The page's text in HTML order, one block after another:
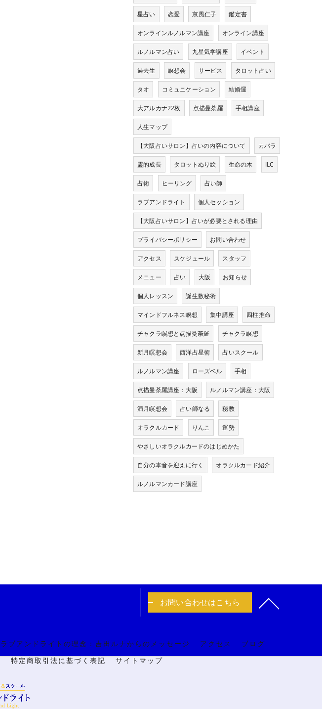
星占い 恋愛 京風仁子 鑑定書
オンラインルノルマン講座 オンライン講座
ルノルマン占い 九星気学講座 イベント
過去生 瞑想会 サービス タロット占い
タオ コミュニケーション 結婚運
大アルカナ22枚 点描曼荼羅 手相講座
人生マップ
【大阪占いサロン】占いの内容について カバラ
霊的成長 タロットぬり絵 生命の木 ILC
占術 ヒーリング 占い師
ラブアンドライト 個人セッション
【大阪占いサロン】占いが必要とされる理由
プライバシーポリシー お問い合わせ
アクセス スケジュール スタッフ
メニュー 占い 大阪 お知らせ
個人レッスン 誕生数秘術
マインドフルネス瞑想 集中講座 四柱推命
チャクラ瞑想と点描曼荼羅 チャクラ瞑想
新月瞑想会 西洋占星術 占いスクール
ルノルマン講座 ローズベル 手相
点描曼荼羅講座：大阪 ルノルマン講座：大阪
満月瞑想会 占い師なる 秘教
オラクルカード りんこ 運勢
やさしいオラクルカードのはじめかた
自分の本音を迎えに行く オラクルカード紹介
ルノルマンカード講座
お問い合わせはこちら
ラブアンドライトの理念：吉田ルナからのメッセージ アクセス
ブログ
特定商取引法に基づく表記 サイトマップ